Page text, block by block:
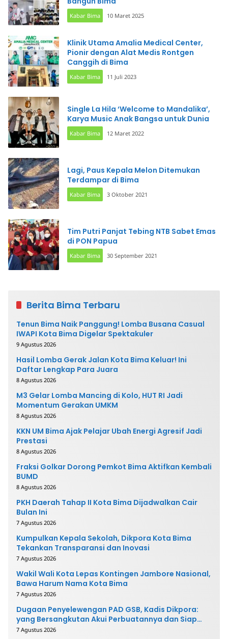
Kabar Bima 10 Maret 2025
Klinik Utama Amalia Medical Center,
Pionir dengan Alat Medis Rontgen
Canggih di Bima
Kabar Bima 11 Juli 2023
Single La Hila ‘Welcome to Mandalika’,
Karya Music Anak Bangsa untuk Dunia
Kabar Bima 12 Maret 2022
Lagi, Paus Kepala Melon Ditemukan
Terdampar di Bima
Kabar Bima 3 Oktober 2021
Tim Putri Panjat Tebing NTB Sabet Emas
di PON Papua
Kabar Bima 30 September 2021
Berita Bima Terbaru
Tenun Bima Naik Panggung! Lomba Busana Casual
IWAPI Kota Bima Digelar Spektakuler
9 Agustus 2026
Hasil Lomba Gerak Jalan Kota Bima Keluar! Ini
Daftar Lengkap Para Juara
8 Agustus 2026
M3 Gelar Lomba Mancing di Kolo, HUT RI Jadi
Momentum Gerakan UMKM
8 Agustus 2026
KKN UM Bima Ajak Pelajar Ubah Energi Agresif Jadi
Prestasi
8 Agustus 2026
Fraksi Golkar Dorong Pemkot Bima Aktifkan Kembali
BUMD
8 Agustus 2026
PKH Daerah Tahap II Kota Bima Dijadwalkan Cair
Bulan Ini
7 Agustus 2026
Kumpulkan Kepala Sekolah, Dikpora Kota Bima
Tekankan Transparansi dan Inovasi
7 Agustus 2026
Wakil Wali Kota Lepas Kontingen Jambore Nasional,
Bawa Harum Nama Kota Bima
7 Agustus 2026
Dugaan Penyelewengan PAD GSB, Kadis Dikpora:
yang Bersangkutan Akui Perbuatannya dan Siap
Mengembalikan Uang
7 Agustus 2026